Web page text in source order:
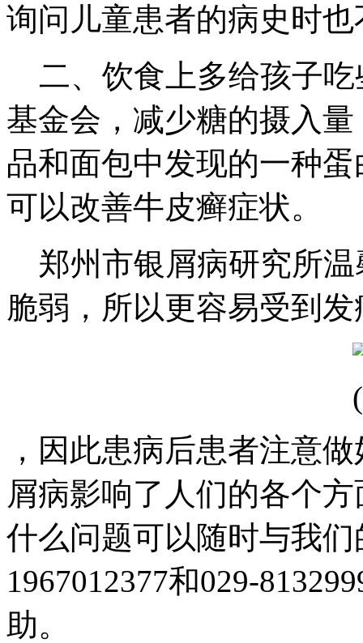
询问儿童患者的病史时
二、饮食上多给孩子吃
基金会，减少糖的摄入
品和面包中发现的一种蛋
可以改善牛皮癣症状。
郑州市银屑病研究所温
脆弱，所以更容易受到
，因此患病后患者注意
屑病影响了人们的各个
什么问题可以随时与我
1967012377和029-
助。